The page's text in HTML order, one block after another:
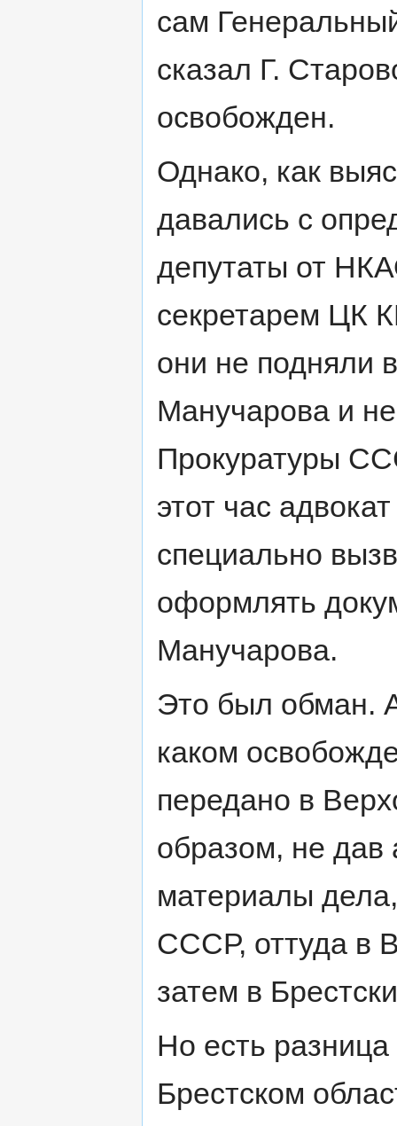
сам
сказал Г.
освобожден.
Однако, как
давались с
депутаты от
секретарем ЦК
они не подняли
Манучарова и
Прокуратуры
этот час
специально
оформлять
Манучарова.
Это был обман.
каком
передано в
образом, не дав
материалы
СССР, оттуда в
затем в
Но есть
Брестском